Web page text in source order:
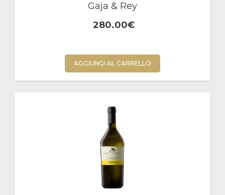
Gaja & Rey
280.00€
AGGIUNGI AL CARRELLO